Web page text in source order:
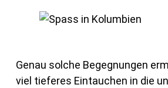
Genau solche Begegnungen
viel tieferes Eintauchen in die